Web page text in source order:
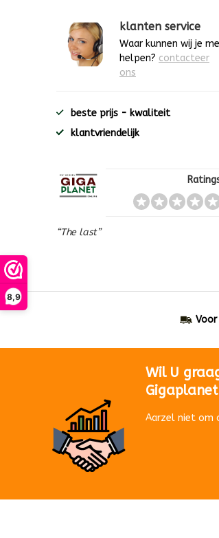
8,9
klanten service
Waar kunnen wij je
helpen? contacteer
ons
beste prijs - kwaliteit
klantvriendelijk
“The last”
Wil U
Aarzel niet om